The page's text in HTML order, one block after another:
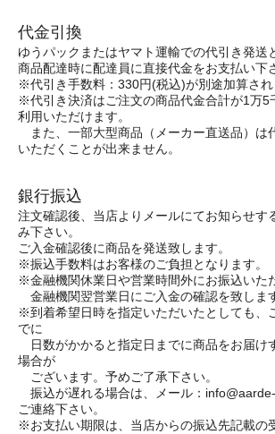
代金引換
ゆうパックまたはヤマト運輸での代引き発送
商品配達時に配達員に直接代金をお支払い下
※代引き手数料：330円(税込)が別途加算され
※代引き決済はご注文の商品代金合計が1万5
利用いただけます。
また、一部大型商品（メーカー直送品）は
いただくことが出来ません。
銀行振込
注文確認後、当店よりメールにてお知らせす
み下さい。
ご入金確認後に商品を発送致します。
※振込手数料はお客様のご負担となります。
※金融機関休業日や営業時間外にお振込いた
金融機関翌営業日にご入金の確認を致しま
※到着希望日時を指定いただいたとしても、
でに
日数がかかると指定日までに商品をお届け
場合が
ございます。予めご了承下さい。
振込が遅れる場合は、メール：
ご連絡下さい。
※お支払い期限は、当店からの振込先記載の